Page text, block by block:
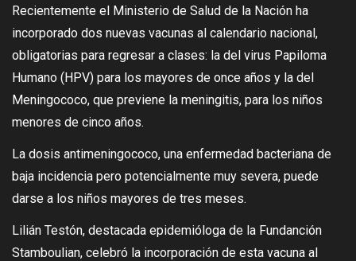
Recientemente el Ministerio de Salud de la Nación ha
incorporado dos nuevas vacunas al calendario nacional,
obligatorias para regresar a clases: la del virus Papiloma
Humano (HPV) para los mayores de once años y la del
Meningococo, que previene la meningitis, para los niños
menores de cinco años.
La dosis antimeningococo, una enfermedad bacteriana de
baja incidencia pero potencialmente muy severa, puede
darse a los niños mayores de tres meses.
Lilián Testón, destacada epidemióloga de la Fundanción
Stamboulian, celebró la incorporación de esta vacuna al